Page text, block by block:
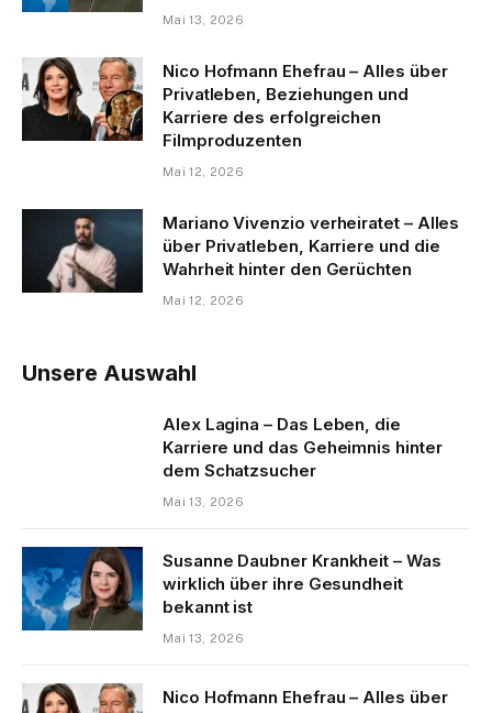
Mai 13, 2026
Nico Hofmann Ehefrau – Alles über
Privatleben, Beziehungen und
Karriere des erfolgreichen
Filmproduzenten
Mai 12, 2026
Mariano Vivenzio verheiratet – Alles
über Privatleben, Karriere und die
Wahrheit hinter den Gerüchten
Mai 12, 2026
Unsere Auswahl
Alex Lagina – Das Leben, die
Karriere und das Geheimnis hinter
dem Schatzsucher
Mai 13, 2026
Susanne Daubner Krankheit – Was
wirklich über ihre Gesundheit
bekannt ist
Mai 13, 2026
Nico Hofmann Ehefrau – Alles über